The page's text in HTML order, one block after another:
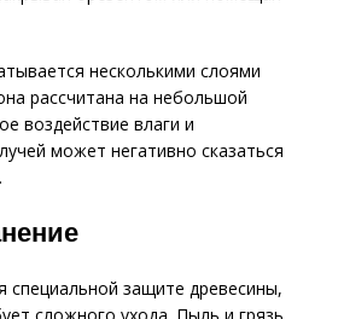
несколькими слоями
рассчитана на небольшой
воздействие влаги и
может негативно сказаться
защите древесины,
сложного ухода. Пыль и грязь